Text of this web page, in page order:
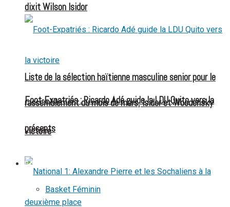
Foot-Expatriés : Ricardo Adé guide la LDU Quito vers la
victoire
dixit Wilson Isidor
Liste de la sélection haïtienne masculine senior pour le
rassemblement du mois de mars, Isidor et Woodensky
présents
BASKETBALL
Basket Féminin